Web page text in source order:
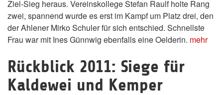
Ziel-Sieg heraus. Vereinskollege Stefan Raulf holte Rang
zwei, spannend wurde es erst im Kampf um Platz drei, den
der Ahlener Mirko Schuler für sich entschied. Schnellste
Frau war mit Ines Günnwig ebenfalls eine Oelderin. mehr
Rückblick 2011: Siege für
Kaldewei und Kemper